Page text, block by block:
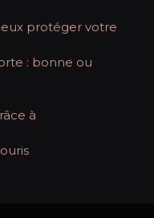
protéger votre
: bonne ou
à